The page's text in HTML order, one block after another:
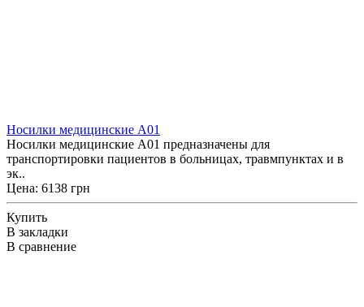
Носилки медицинские A01
Носилки медицинские A01 предназначены для
транспортировки пациентов в больницах, травмпунктах и в
эк..
Цена: 6138 грн
Купить
В закладки
В сравнение